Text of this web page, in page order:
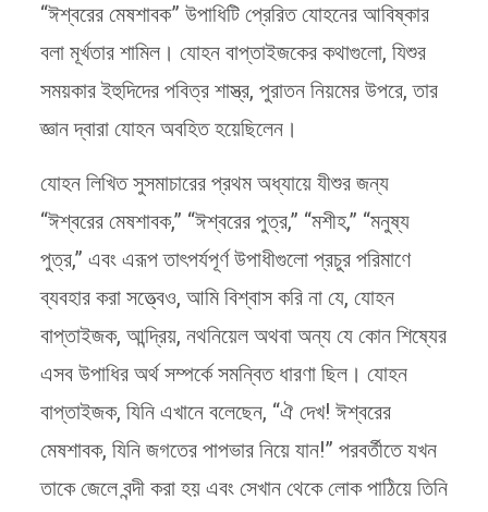
“ঈশ্বরের মেষশাবক” উপাধিটি প্রেরিত যোহনের আবিষ্কার
বলা মূর্খতার শামিল। যোহন বাপ্তাইজকের কথাগুলো, যিশুর
সময়কার ইহুদিদের পবিত্র শাস্ত্র, পুরাতন নিয়মের উপরে, তার
জ্ঞান দ্বারা যোহন অবহিত হয়েছিলেন।
যোহন লিখিত সুসমাচারের প্রথম অধ্যায়ে যীশুর জন্য
“ঈশ্বরের মেষশাবক,” “ঈশ্বরের পুত্র,” “মশীহ,” “মনুষ্য
পুত্র,” এবং এরূপ তাৎপর্যপূর্ণ উপাধীগুলো প্রচুর পরিমাণে
ব্যবহার করা সত্ত্বেও, আমি বিশ্বাস করি না যে, যোহন
বাপ্তাইজক, আন্দ্রিয়, নথনিয়েল অথবা অন্য যে কোন শিষ্যের
এসব উপাধির অর্থ সম্পর্কে সমন্বিত ধারণা ছিল। যোহন
বাপ্তাইজক, যিনি এখানে বলেছেন, “ঐ দেখ! ঈশ্বরের
মেষশাবক, যিনি জগতের পাপভার নিয়ে যান!” পরবর্তীতে যখন
তাকে জেলে বন্দী করা হয় এবং সেখান থেকে লোক পাঠিয়ে তিনি